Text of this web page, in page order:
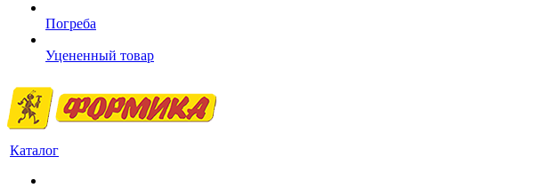
Погреба
Уцененный товар
Каталог